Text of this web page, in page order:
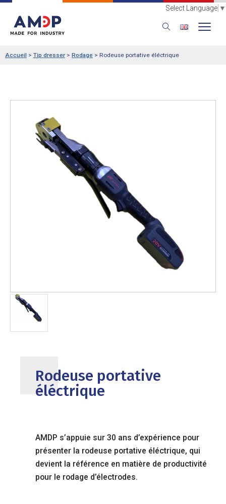
Select Language ▼
Accueil > Tip dresser > Rodage > Rodeuse portative éléctrique
Rodeuse portative
éléctrique
AMDP s’appuie sur 30 ans d’expérience pour
présenter la rodeuse portative éléctrique, qui
devient la référence en matière de productivité
pour le rodage d’électrodes.